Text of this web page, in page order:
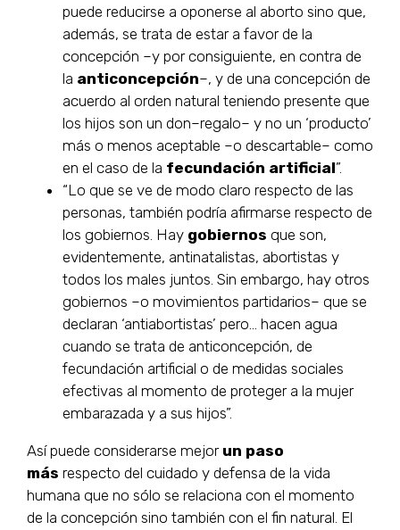
puede reducirse a oponerse al aborto sino que,
además, se trata de estar a favor de la
concepción –y por consiguiente, en contra de
la anticoncepción–, y de una concepción de
acuerdo al orden natural teniendo presente que
los hijos son un don–regalo– y no un ‘producto’
más o menos aceptable –o descartable– como
en el caso de la fecundación artificial”.
“Lo que se ve de modo claro respecto de las
personas, también podría afirmarse respecto de
los gobiernos. Hay gobiernos que son,
evidentemente, antinatalistas, abortistas y
todos los males juntos. Sin embargo, hay otros
gobiernos –o movimientos partidarios– que se
declaran ‘antiabortistas’ pero… hacen agua
cuando se trata de anticoncepción, de
fecundación artificial o de medidas sociales
efectivas al momento de proteger a la mujer
embarazada y a sus hijos”.
Así puede considerarse mejor un paso
más respecto del cuidado y defensa de la vida
humana que no sólo se relaciona con el momento
de la concepción sino también con el fin natural. El